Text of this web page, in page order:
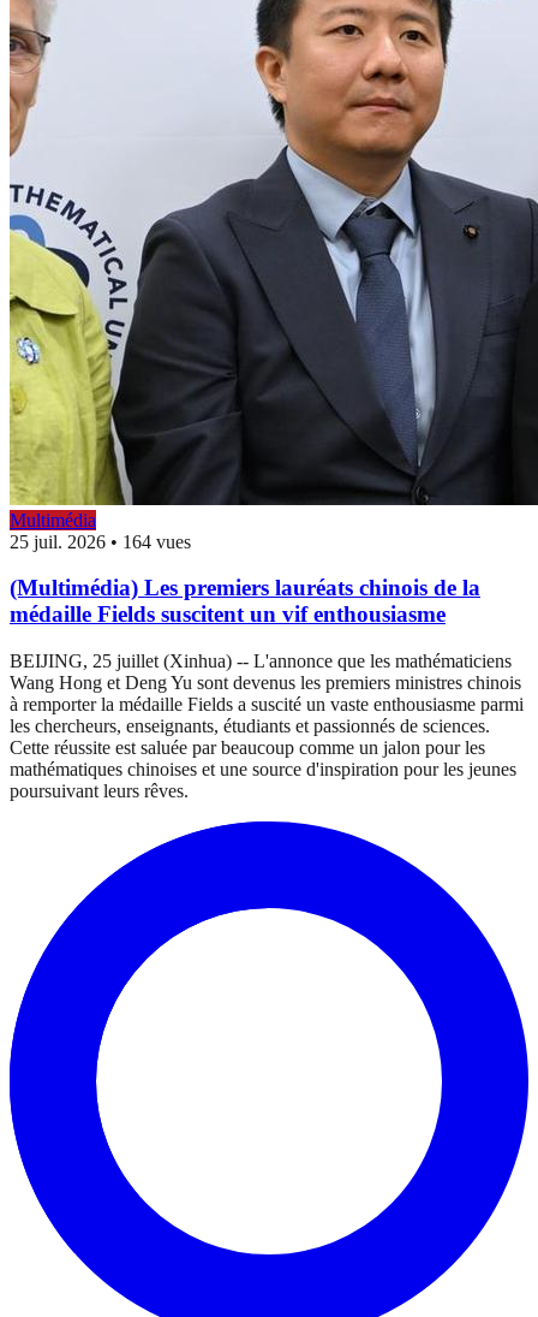
Multimédia
25 juil. 2026 • 164 vues
(Multimédia) Les premiers lauréats chinois de la
médaille Fields suscitent un vif enthousiasme
BEIJING, 25 juillet (Xinhua) -- L'annonce que les mathématiciens
Wang Hong et Deng Yu sont devenus les premiers ministres chinois
à remporter la médaille Fields a suscité un vaste enthousiasme parmi
les chercheurs, enseignants, étudiants et passionnés de sciences.
Cette réussite est saluée par beaucoup comme un jalon pour les
mathématiques chinoises et une source d'inspiration pour les jeunes
poursuivant leurs rêves.